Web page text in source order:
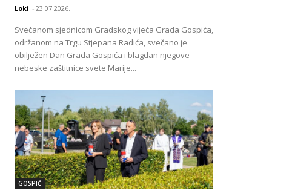
Loki - 23.07.2026.
Svečanom sjednicom Gradskog vijeća Grada Gospića,
održanom na Trgu Stjepana Radića, svečano je
obilježen Dan Grada Gospića i blagdan njegove
nebeske zaštitnice svete Marije...
GOSPIĆ